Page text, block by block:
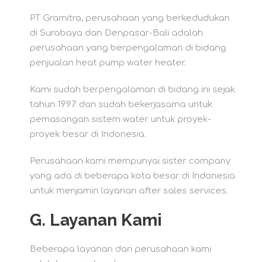
PT Gramitra, perusahaan yang berkedudukan
di Surabaya dan Denpasar-Bali adalah
perusahaan yang berpengalaman di bidang
penjualan heat pump water heater.
Kami sudah berpengalaman di bidang ini sejak
tahun 1997 dan sudah bekerjasama untuk
pemasangan sistem water untuk proyek-
proyek besar di Indonesia.
Perusahaan kami mempunyai sister company
yang ada di beberapa kota besar di Indonesia
untuk menjamin layanan after sales services.
G. Layanan Kami
Beberapa layanan dari perusahaan kami